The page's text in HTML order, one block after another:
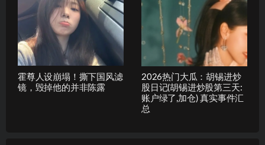
霍尊人设崩塌！撕下国风滤
镜，毁掉他的并非陈露
2026热门大瓜：胡锡进炒
股日记(胡锡进炒股第三天:
账户绿了,加仓) 真实事件汇
总